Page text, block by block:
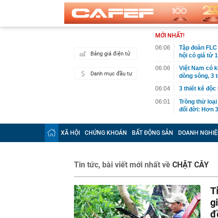
Bảng giá điện tử
Danh mục đầu tư
MỚI NHẤT!
06:06
Tập đoàn
hội có giá từ
06:06
Việt Nam có
dòng sông, 3
06:04
3 thiết kế độc
06:01
Trồng thử
đổi đời: Hơn
05:34
Vì sao ăn
00:40
Việt Nam có
năm: Từng
00:37
Việt Nam có
quyên đẹp
00:27
Khởi tố 7 cán
00:26
Chữ ký của
00:07
Honda lỗ 10
XÃ HỘI CHỨNG KHOÁN BẤT ĐỘNG SẢN DOANH
Tin tức, bài viết mới nhất về CHẶT CÂY